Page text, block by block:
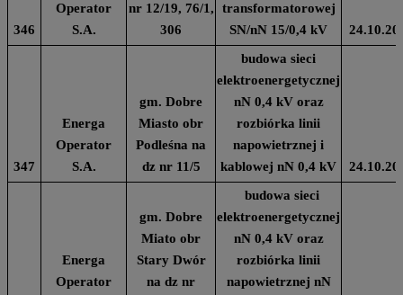
346
Operator
S.A.
nr 12/19, 76/1,
306
transformatorowej
SN/nN 15/0,4 kV
347
Energa
Operator
S.A.
gm. Dobre
Miasto obr
Podleśna na
dz nr 11/5
budowa sieci
elektroenergetycznej
nN 0,4 kV oraz
rozbiórka linii
napowietrznej i
kablowej nN 0,4 kV
Energa
Operator
gm. Dobre
Miato obr
Stary Dwór
na dz nr
budowa sieci
elektroenergetycznej
nN 0,4 kV oraz
rozbiórka linii
napowietrznej nN